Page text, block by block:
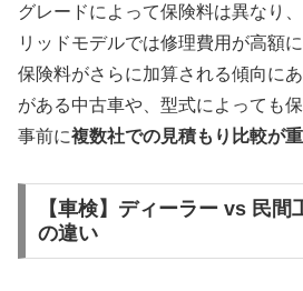
グレードによって保険料は異なり
リッドモデルでは修理費用が高額
保険料がさらに加算される傾向に
がある中古車や、型式によっても
事前に複数社での見積もり比較が
【車検】ディーラー vs 民間
の違い